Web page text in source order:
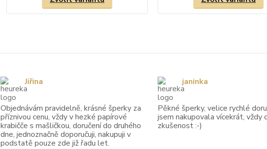
Objednávám pravidelně, krásné šperky za
příznivou cenu, vždy v hezké papírové
krabičče s mašličkou, doručení do druhého
dne, jednoznačně doporučuji, nakupuji v
podstatě pouze zde již řadu let.
Jiřina
Pěkné šperky, velice rychlé
jsem nakupovala vícekrát, vždy
zkušenost :-)
janinka